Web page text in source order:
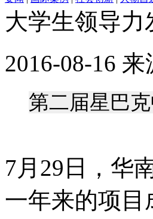
大学生领导力
2016-08-16
第二届星巴
7月29日，华
一年来的项目